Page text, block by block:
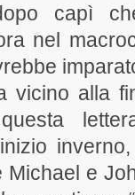
capì
nel
vicino alla
Michael e